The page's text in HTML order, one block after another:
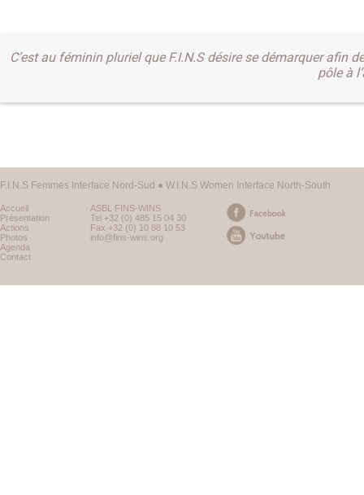
C’est au féminin pluriel que F.I.N.S désire se démarquer afin
pôle à
F.I.N.S Femmes Interface Nord-Sud ● W.I.N.S Women Interface North-South
Accueil
Présentation
Actions
Photos
Agenda
Contact
ASBL FINS-WINS
Tel +32 (0) 485 15 04 30
Fax +32 (0) 10 88 10 53
info@fins-wins.org